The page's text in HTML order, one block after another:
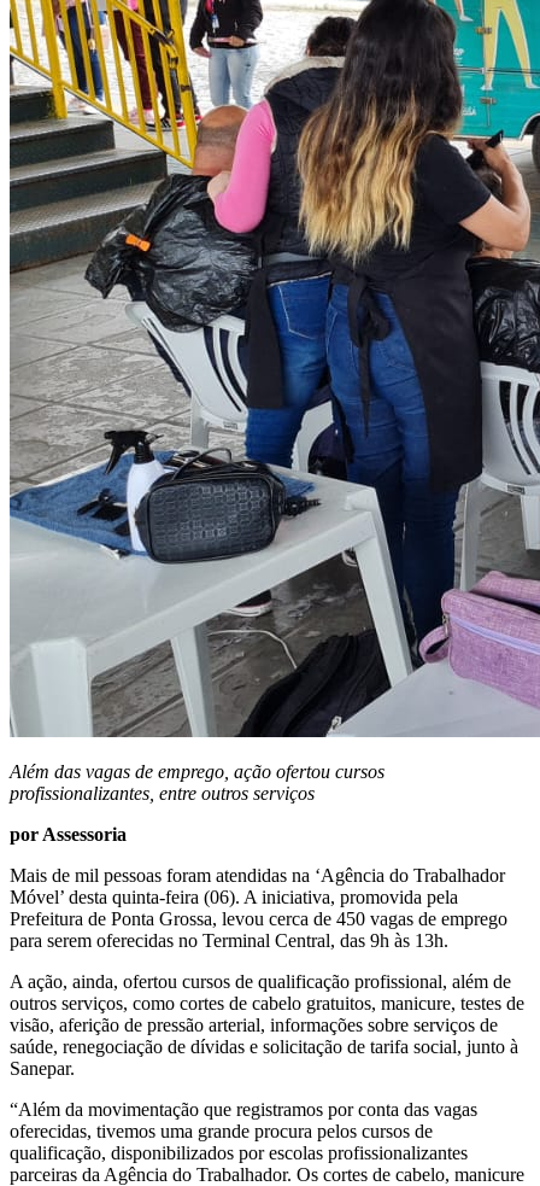
Além das vagas de emprego, ação ofertou cursos
profissionalizantes, entre outros serviços
por Assessoria
Mais de mil pessoas foram atendidas na ‘Agência do Trabalhador
Móvel’ desta quinta-feira (06). A iniciativa, promovida pela
Prefeitura de Ponta Grossa, levou cerca de 450 vagas de emprego
para serem oferecidas no Terminal Central, das 9h às 13h.
A ação, ainda, ofertou cursos de qualificação profissional, além de
outros serviços, como cortes de cabelo gratuitos, manicure, testes de
visão, aferição de pressão arterial, informações sobre serviços de
saúde, renegociação de dívidas e solicitação de tarifa social, junto à
Sanepar.
“Além da movimentação que registramos por conta das vagas
oferecidas, tivemos uma grande procura pelos cursos de
qualificação, disponibilizados por escolas profissionalizantes
parceiras da Agência do Trabalhador. Os cortes de cabelo, manicure